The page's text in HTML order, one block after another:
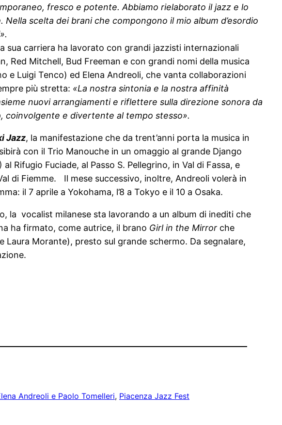
fresco e potente. Abbiamo rielaborato il jazz e lo
scelta dei brani che compongono il mio album d’esordio
sua carriera ha lavorato con grandi jazzisti internazionali
Red Mitchell, Bud Freeman e con grandi nomi della musica
e Luigi Tenco) ed Elena Andreoli, che vanta collaborazioni
più stretta: «La nostra sintonia e la nostra affinità
nuovi arrangiamenti e riflettere sulla direzione sonora da
coinvolgente e divertente al tempo stesso».
Jazz, la manifestazione che da trent’anni porta la musica in
con il Trio Manouche in un omaggio al grande Django
Rifugio Fuciade, al Passo S. Pellegrino, in Val di Fassa, e
di Fiemme. Il mese successivo, inoltre, Andreoli volerà in
il 7 aprile a Yokohama, l’8 a Tokyo e il 10 a Osaka.
la vocalist milanese sta lavorando a un album di inediti che
ha firmato, come autrice, il brano Girl in the Mirror che
Laura Morante), presto sul grande schermo. Da segnalare,
Andreoli e Paolo Tomelleri, Piacenza Jazz Fest